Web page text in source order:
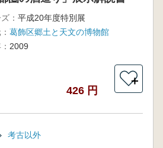
： 平成20年度特別展
葛飾区郷土と天文の博物館
2009
426 円
＋
考古以外